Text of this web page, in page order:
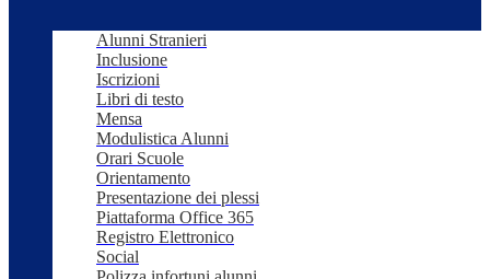
Alunni Stranieri
Inclusione
Iscrizioni
Libri di testo
Mensa
Modulistica Alunni
Orari Scuole
Orientamento
Presentazione dei plessi
Piattaforma Office 365
Registro Elettronico
Social